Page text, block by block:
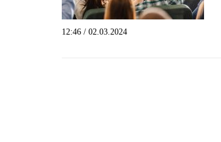
12:46 / 02.03.2024